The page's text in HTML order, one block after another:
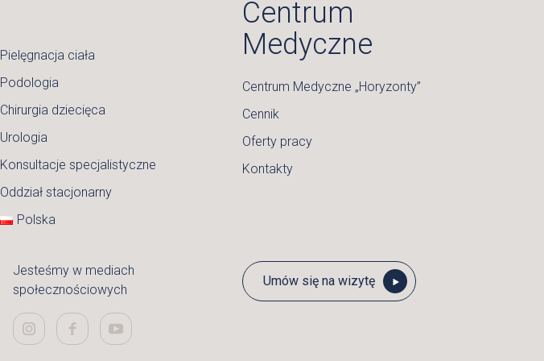
Pielęgnacja ciała
Podologia
Chirurgia dziecięca
Urologia
Konsultacje specjalistyczne
Oddział stacjonarny
Polska
Centrum
Medyczne
Centrum Medyczne „Horyzonty”
Cennik
Oferty pracy
Kontakty
Jesteśmy w mediach
społecznościowych
Umów się na wizytę